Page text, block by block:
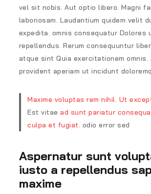
vel sit nobis. Aut optio libero. Magni
laboriosam. Laudantium quidem velit
expedita. omnis consequatur Dolores
repellendus. Rerum consequuntur
atque sint Quia exercitationem omnis.
provident aperiam ut incidunt
Maxime voluptas rem nihil. Ut
Est vitaead sunt pariatur
culpa et fugiat. odio error sed
Aspernatur sunt
iusto a repellendus
maxime